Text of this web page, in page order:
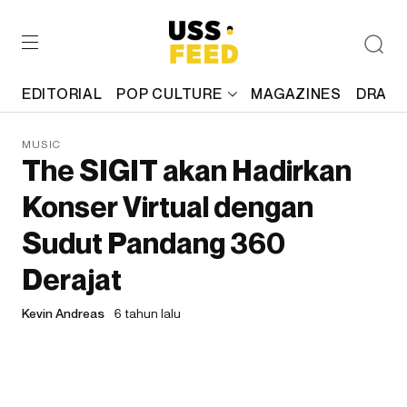
EDITORIAL POP CULTURE MAGAZINES
MUSIC
The SIGIT akan Hadirkan
Konser Virtual dengan
Sudut Pandang 360
Derajat
Kevin Andreas 6 tahun lalu